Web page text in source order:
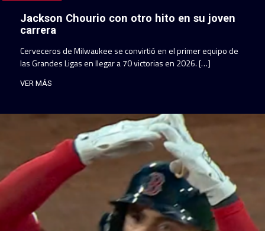
Jackson Chourio con otro hito en su joven
carrera
Cerveceros de Milwaukee se convirtió en el primer equipo de
las Grandes Ligas en llegar a 70 victorias en 2026. […]
VER MÁS